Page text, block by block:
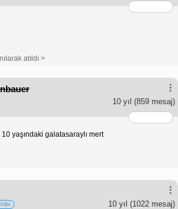
atıldı >
10 yıl (859 mesaj)
yaşındaki galatasaraylı mert
10 yıl (1022 mesaj)